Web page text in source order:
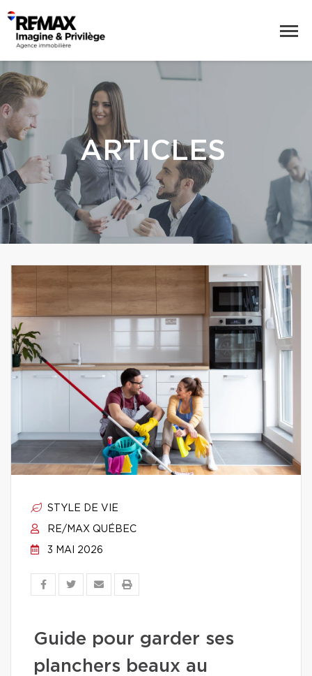
ARTICLES
STYLE DE VIE
RE/MAX QUÉBEC
3 MAI 2026
Guide pour garder ses
planchers beaux au